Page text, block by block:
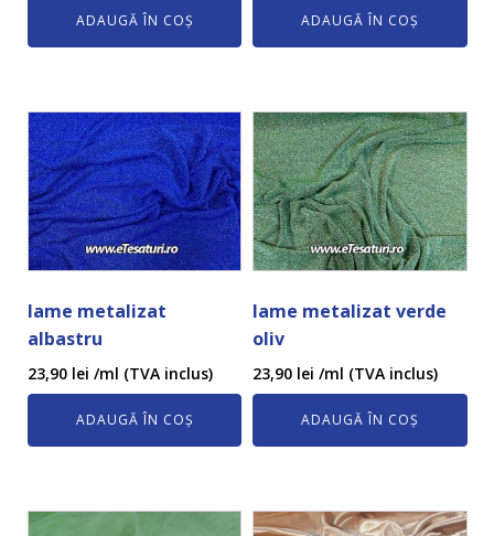
ADAUGĂ ÎN COȘ ADAUGĂ ÎN COȘ
lame metalizat
albastru
23,90 lei /ml (TVA inclus)
ADAUGĂ ÎN COȘ
lame metalizat verde
oliv
23,90 lei /ml (TVA inclus)
ADAUGĂ ÎN COȘ